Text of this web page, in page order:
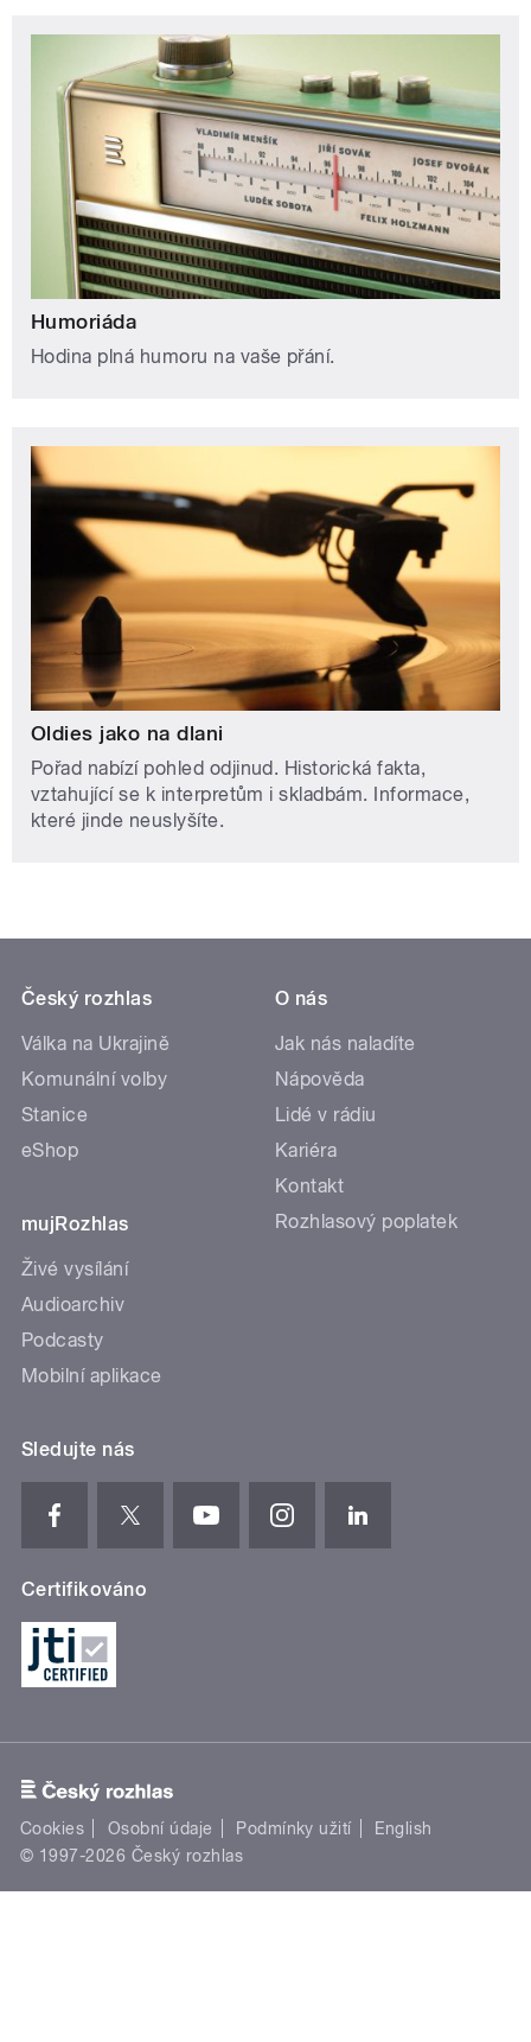
Humoriáda
Hodina plná humoru na vaše přání.
Oldies jako na dlani
Pořad nabízí pohled odjinud. Historická fakta,
vztahující se k interpretům i skladbám. Informace,
které jinde neuslyšíte.
Český rozhlas
Válka na Ukrajině
Komunální volby
Stanice
eShop
mujRozhlas
Živé vysílání
Audioarchiv
Podcasty
Mobilní aplikace
O nás
Jak nás naladíte
Nápověda
Lidé v rádiu
Kariéra
Kontakt
Rozhlasový poplatek
Sledujte nás
Certifikováno
Cookies Osobní údaje Podmínky užití
English
© 1997-2026 Český rozhlas